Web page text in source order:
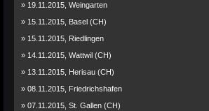
» 19.11.2015, Weingarten
» 15.11.2015, Basel (CH)
» 15.11.2015, Riedlingen
» 14.11.2015, Wattwil (CH)
» 13.11.2015, Herisau (CH)
» 08.11.2015, Friedrichshafen
» 07.11.2015, St. Gallen (CH)